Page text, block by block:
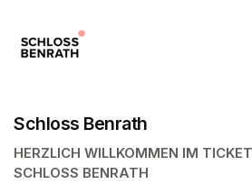
Schloss Benrath
HERZLICH WILLKOMMEN IM
SCHLOSS BENRATH